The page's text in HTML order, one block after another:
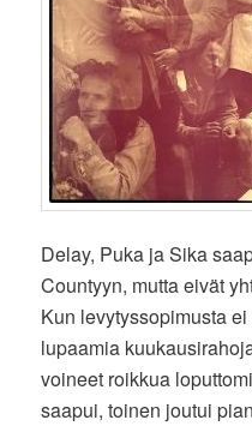
Delay, Puka ja Sika
Countyyn, mutta eivät
Kun levytyssopimusta
lupaamia
voineet roikkua
saapui, toinen joutui